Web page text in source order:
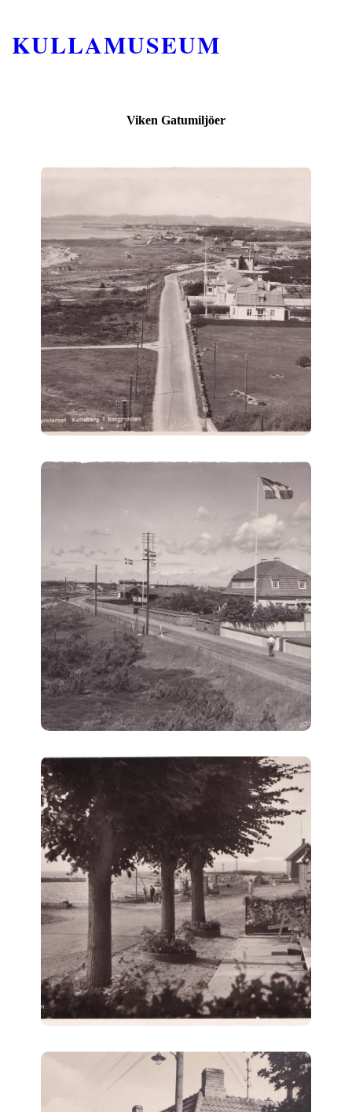
KULLAMUSEUM
Viken Gatumiljöer